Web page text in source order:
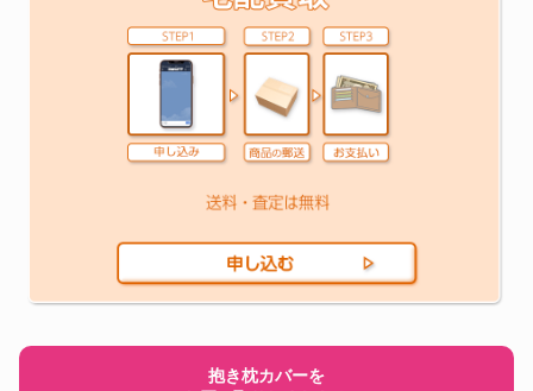
抱き枕カバーを